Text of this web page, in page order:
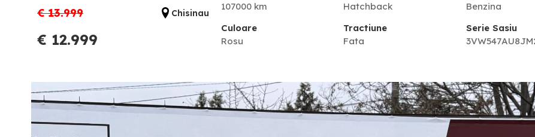
€ 13.999 Chisinau
€ 12.999
107000 km
Hatchback
Benzina
Culoare
Rosu
Tractiune
Fata
Serie Sasiu